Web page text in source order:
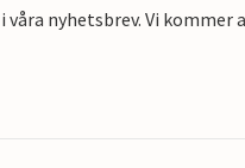
nyhetsbrev. Vi kommer